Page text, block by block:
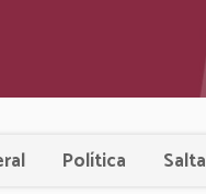
Política Salta